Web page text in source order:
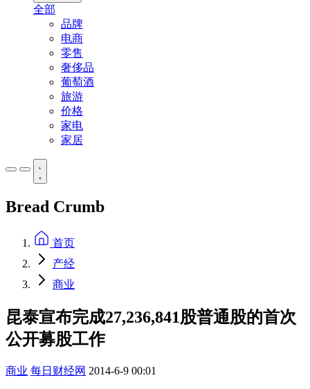
全部
品牌
电商
零售
奢侈品
葡萄酒
旅游
价格
家电
家居
Bread Crumb
首页
产经
商业
昆泰宣布完成27,236,841股普通股的首次
公开募股工作
商业 每日财经网 2014-6-9 00:01